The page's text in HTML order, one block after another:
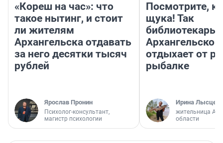
«Кореш на час»: что
такое нытинг, и стоит
ли жителям
Архангельска отдавать
за него десятки тысяч
рублей
Ярослав Пронин
Психолог-консультант,
магистр психологии
Посмотрите,
щука! Так
библиотекарь
отдыхает от
рыбалке
Ирина Лысцева
жительница
области